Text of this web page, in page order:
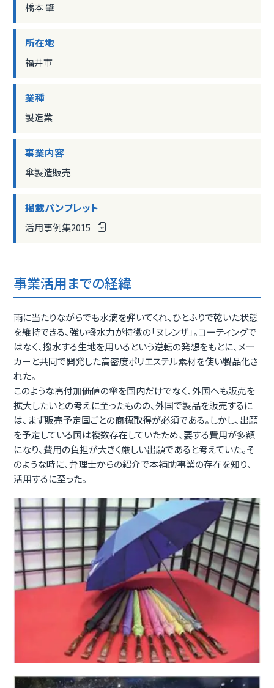
橋本 肇
所在地
福井市
業種
製造業
事業内容
傘製造販売
掲載パンプレット
活用事例集2015
事業活用までの経緯
雨に当たりながらでも水滴を弾いてくれ、ひとふりで乾いた状態
を維持できる、強い撥水力が特徴の「ヌレンザ」。コーティングで
はなく、撥水する生地を用いるという逆転の発想をもとに、メー
カーと共同で開発した高密度ポリエステル素材を使い製品化さ
れた。
このような高付加価値の傘を国内だけでなく、外国へも販売を
拡大したいとの考えに至ったものの、外国で製品を販売するに
は、まず販売予定国ごとの商標取得が必須である。しかし、出願
を予定している国は複数存在していたため、要する費用が多額
になり、費用の負担が大きく厳しい出願であると考えていた。そ
のような時に、弁理士からの紹介で本補助事業の存在を知り、
活用するに至った。